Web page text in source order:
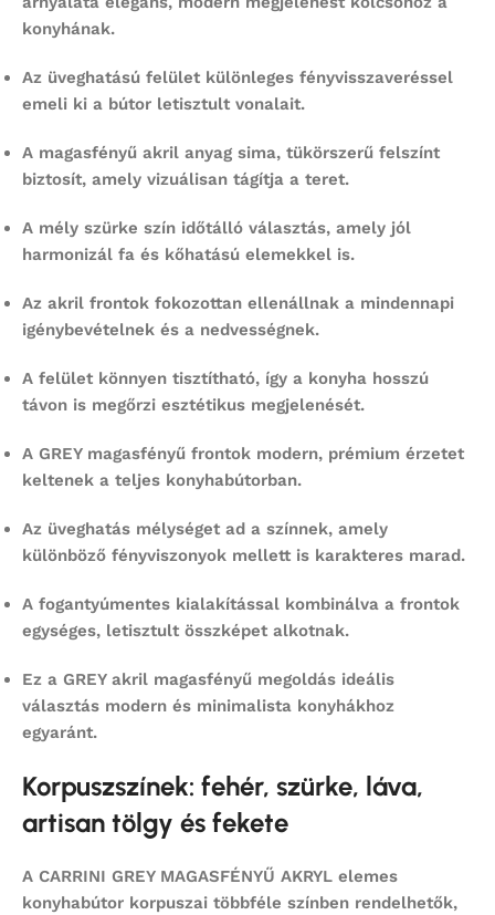
konyhának.
Az üveghatású felület különleges fényvisszaveréssel
emeli ki a bútor letisztult vonalait.
A magasfényű akril anyag sima, tükörszerű felszínt
biztosít, amely vizuálisan tágítja a teret.
A mély szürke szín időtálló választás, amely jól
harmonizál fa és kőhatású elemekkel is.
Az akril frontok fokozottan ellenállnak a mindennapi
igénybevételnek és a nedvességnek.
A felület könnyen tisztítható, így a konyha hosszú
távon is megőrzi esztétikus megjelenését.
A GREY magasfényű frontok modern, prémium érzetet
keltenek a teljes konyhabútorban.
Az üveghatás mélységet ad a színnek, amely
különböző fényviszonyok mellett is karakteres marad.
A fogantyúmentes kialakítással kombinálva a frontok
egységes, letisztult összképet alkotnak.
Ez a GREY akril magasfényű megoldás ideális
választás modern és minimalista konyhákhoz
egyaránt.
Korpuszszínek: fehér, szürke, láva,
artisan tölgy és fekete
A CARRINI GREY MAGASFÉNYŰ AKRYL elemes
konyhabútor korpuszai többféle színben rendelhetők,